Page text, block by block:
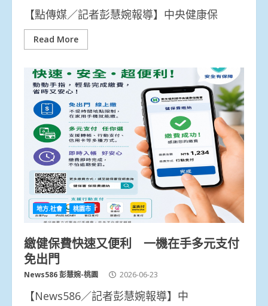
【點傳媒／記者彭慧婉報導】中央健康保
Read More
地方.社會 桃園市
繳健保費快速又便利 一機在手多元支付
免出門
News586 彭慧婉-桃園 2026-06-23
【News586／記者彭慧婉報導】中